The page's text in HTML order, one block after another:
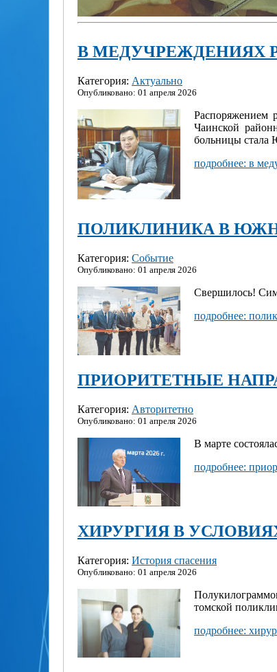
В МЕДУЧРЕЖДЕНИЯХ
Категория: Актуально
Опубликовано: 01 апреля 2026
Распоряжением
Чаинской
больницы стала
подробнее: в
ПОЛИКЛИНИКА В
Категория: Событие
Опубликовано: 01 апреля 2026
Свершилось!
подробнее:
ПРИОРИТЕТНЫЕ
Категория: Авторитетно
Опубликовано: 01 апреля 2026
В марте
подробнее:
ХИРУРГИЯ В
Категория: История спасения
Опубликовано: 01 апреля 2026
томской
подробнее: